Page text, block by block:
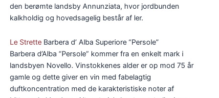
den berømte landsby Annunziata, hvor jordbunden
kalkholdig og hovedsagelig består af ler.
Le Strette Barbera d’ Alba Superiore “Persole”
Barbera d’Alba “Persole” kommer fra en enkelt mark i
landsbyen Novello. Vinstokkenes alder er op mod 75 år
gamle og dette giver en vin med fabelagtig
duftkoncentration med de karakteristiske noter af